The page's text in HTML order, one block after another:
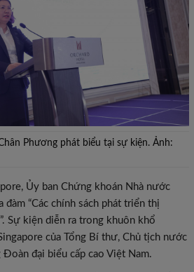
Phương phát biểu tại sự kiện. Ảnh:
Ủy ban Chứng khoán Nhà nước
“Các chính sách phát triển thị
Sự kiện diễn ra trong khuôn khổ
của Tổng Bí thư, Chủ tịch nước
Đoàn đại biểu cấp cao Việt Nam.